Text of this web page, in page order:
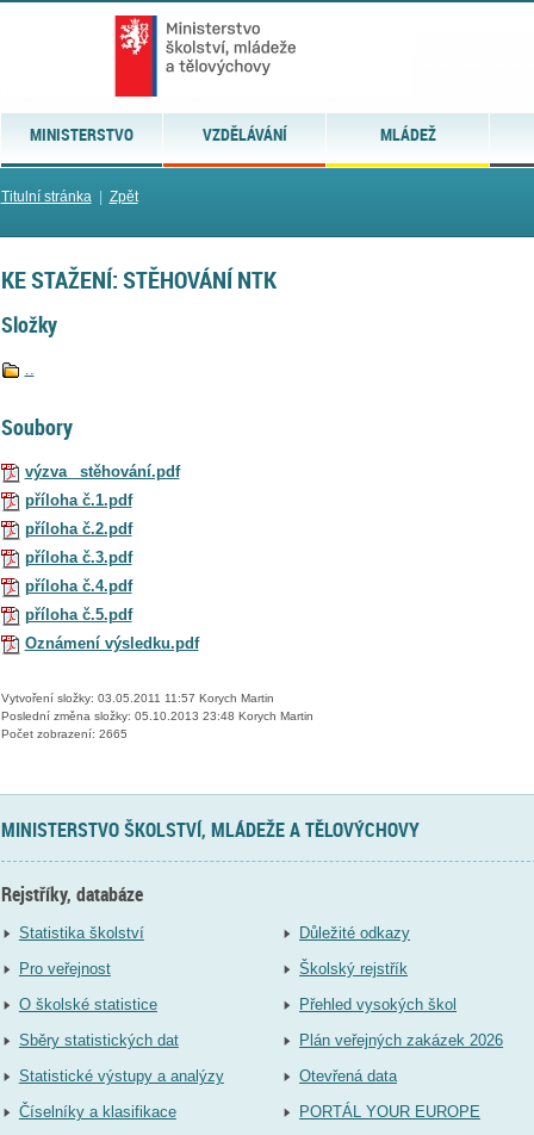
MINISTERSTVO VZDĚLÁVÁNÍ MLÁDEŽ
Titulní stránka| Zpět
KE STAŽENÍ: STĚHOVÁNÍ NTK
Složky
..
Soubory
výzva _stěhování.pdf
příloha č.1.pdf
příloha č.2.pdf
příloha č.3.pdf
příloha č.4.pdf
příloha č.5.pdf
Oznámení výsledku.pdf
Vytvoření složky: 03.05.2011 11:57 Korych Martin
Poslední změna složky: 05.10.2013 23:48 Korych Martin
Počet zobrazení: 2665
MINISTERSTVO ŠKOLSTVÍ, MLÁDEŽE A TĚLOVÝCHOVY
Rejstříky, databáze
Statistika školství
Pro veřejnost
O školské statistice
Sběry statistických dat
Statistické výstupy a analýzy
Číselníky a klasifikace
Důležité odkazy
Školský rejstřík
Přehled vysokých škol
Plán veřejných zakázek 2026
Otevřená data
PORTÁL YOUR EUROPE